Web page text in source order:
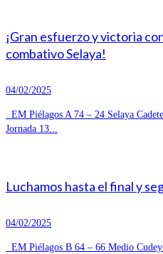
¡Gran esfuerzo y victoria
combativo Selaya!
04/02/2025
EM Piélagos A 74 – 24 Selaya
Jornada 13...
Luchamos hasta el final y
04/02/2025
EM Piélagos B 64 – 66 Medio